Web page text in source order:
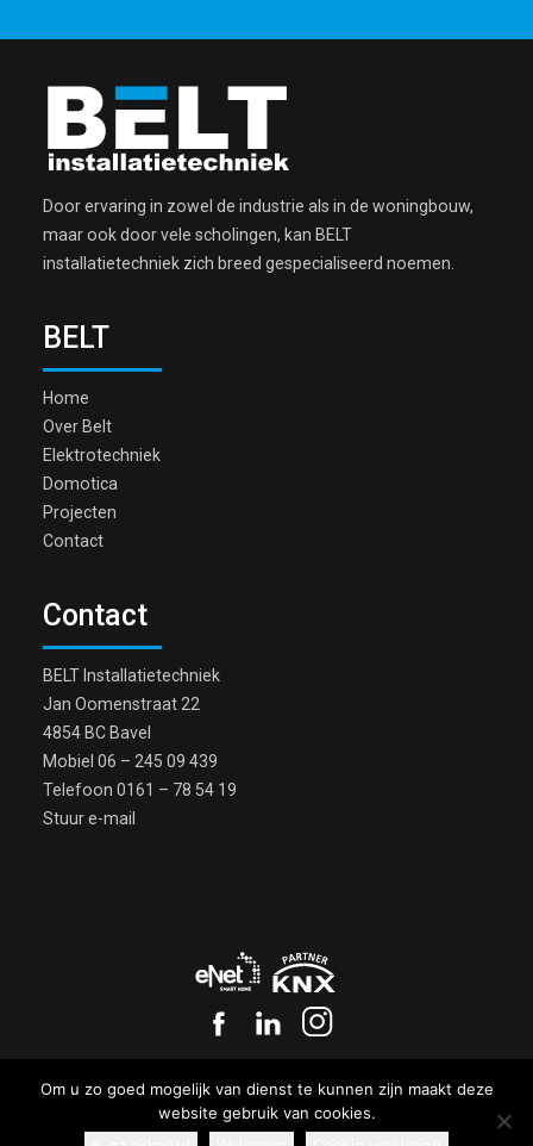
Door ervaring in zowel de industrie als in de woningbouw,
maar ook door vele scholingen, kan BELT
installatietechniek zich breed gespecialiseerd noemen.
BELT
Home
Over Belt
Elektrotechniek
Domotica
Projecten
Contact
Contact
BELT Installatietechniek
Jan Oomenstraat 22
4854 BC Bavel
Mobiel 06 – 245 09 439
Telefoon 0161 – 78 54 19
Stuur e-mail
Privacy|Cookies
Om u zo goed mogelijk van dienst te kunnen zijn maakt deze
website gebruik van cookies.